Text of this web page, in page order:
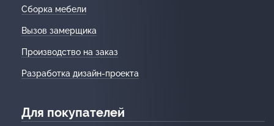
Сборка мебели
Вызов замерщика
Производство на заказ
Разработка дизайн-проекта
Для покупателей